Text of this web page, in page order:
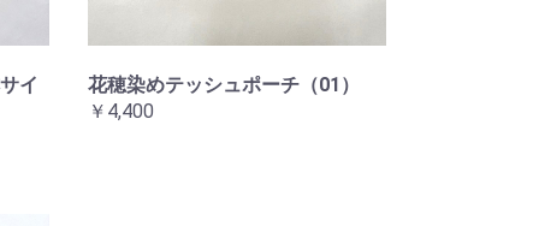
イ
花穂染めテッシュポーチ（01）
￥4,400